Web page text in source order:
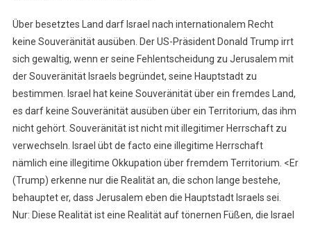
Über besetztes Land darf Israel nach internationalem Recht
keine Souveränität ausüben. Der US-Präsident Donald Trump irrt
sich gewaltig, wenn er seine Fehlentscheidung zu Jerusalem mit
der Souveränität Israels begründet, seine Hauptstadt zu
bestimmen. Israel hat keine Souveränität über ein fremdes Land,
es darf keine Souveränität ausüben über ein Territorium, das ihm
nicht gehört. Souveränität ist nicht mit illegitimer Herrschaft zu
verwechseln. Israel übt de facto eine illegitime Herrschaft
nämlich eine illegitime Okkupation über fremdem Territorium. <Er
(Trump) erkenne nur die Realität an, die schon lange bestehe,
behauptet er, dass Jerusalem eben die Hauptstadt Israels sei.
Nur: Diese Realität ist eine Realität auf tönernen Füßen, die Israel